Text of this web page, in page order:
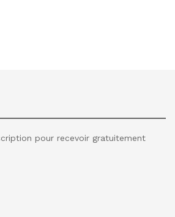
pour recevoir gratuitement